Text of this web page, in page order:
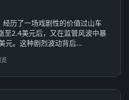
经历了一场戏剧性的价值过山车
2.4美元后，又在监管风波中暴
元。这种剧烈波动背后...